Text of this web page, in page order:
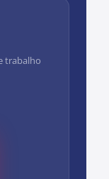
trabalho